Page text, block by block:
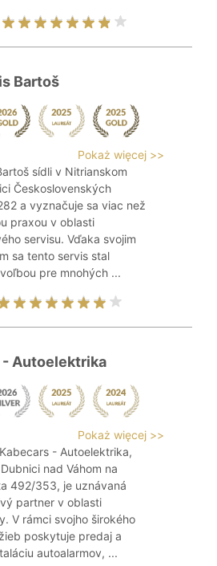
Bartoš
Pokaż więcej >>
sídli v Nitrianskom
Československých
a vyznačuje sa viac než
praxou v oblasti
servisu. Vďaka svojim
sa tento servis stal
pre mnohých ...
- Autoelektrika
Pokaż więcej >>
- Autoelektrika,
nad Váhom na
492/353, je uznávaná
partner v oblasti
V rámci svojho širokého
poskytuje predaj a
autoalarmov, ...